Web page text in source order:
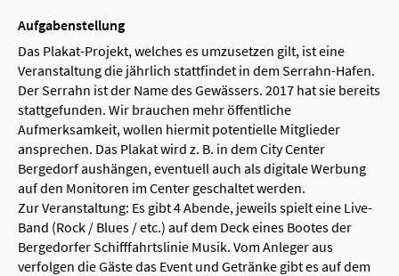
Aufgabenstellung
Das Plakat-Projekt, welches es umzusetzen gilt, ist eine
Veranstaltung die jährlich stattfindet in dem Serrahn-Hafen.
Der Serrahn ist der Name des Gewässers. 2017 hat sie bereits
stattgefunden. Wir brauchen mehr öffentliche
Aufmerksamkeit, wollen hiermit potentielle Mitglieder
ansprechen. Das Plakat wird z. B. in dem City Center
Bergedorf aushängen, eventuell auch als digitale Werbung
auf den Monitoren im Center geschaltet werden.
Zur Veranstaltung: Es gibt 4 Abende, jeweils spielt eine Live-
Band (Rock / Blues / etc.) auf dem Deck eines Bootes der
Bergedorfer Schifffahrtslinie Musik. Vom Anleger aus
verfolgen die Gäste das Event und Getränke gibt es auf dem